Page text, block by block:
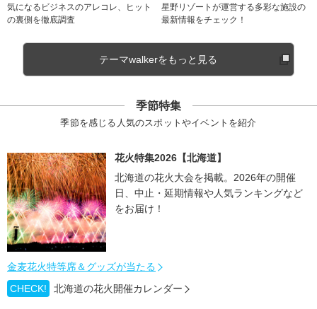
気になるビジネスのアレコレ、ヒット
の裏側を徹底調査
星野リゾートが運営する多彩な施設の
最新情報をチェック！
テーマwalkerをもっと見る
季節特集
季節を感じる人気のスポットやイベントを紹介
花火特集2026【北海道】
北海道の花火大会を掲載。2026年の開催
日、中止・延期情報や人気ランキングなど
をお届け！
金麦花火特等席＆グッズが当たる
CHECK!
北海道の花火開催カレンダー